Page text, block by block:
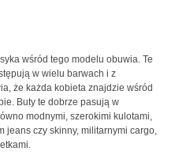
wśród tego modelu obuwia. Te
w wielu barwach i z
że każda kobieta znajdzie wśród
Buty te dobrze pasują w
modnymi, szerokimi kulotami,
jeans czy skinny, militarnymi cargo,